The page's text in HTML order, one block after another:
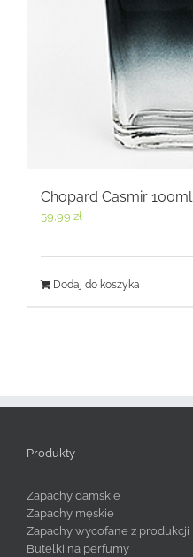
Chopard Casmir 100ml
59,99 zł
Dodaj do koszyka
Produkty
Zapachy damskie
Zapachy męskie
Zapachy wycofane z produkcji
Butelki na perfumy